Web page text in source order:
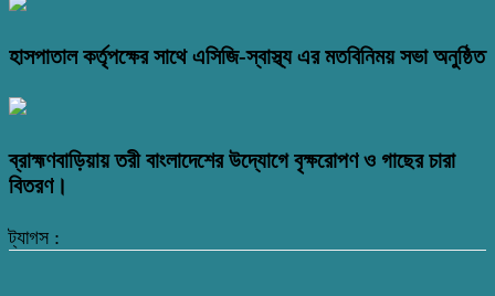
হাসপাতাল কর্তৃপক্ষের সাথে এসিজি-স্বাস্থ্য এর মতবিনিময় সভা অনুষ্ঠিত
ব্রাহ্মণবাড়িয়ায় তরী বাংলাদেশের উদ্যোগে বৃক্ষরোপণ ও গাছের চারা
বিতরণ।
ট্যাগস :